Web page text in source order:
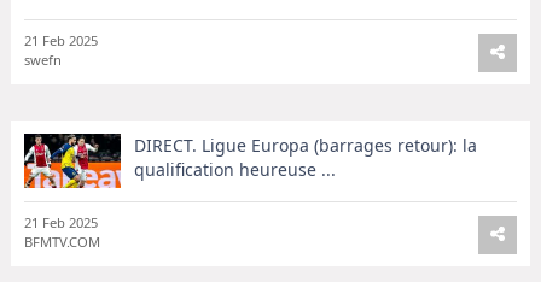
21 Feb 2025
swefn
DIRECT. Ligue Europa (barrages retour): la
qualification heureuse ...
21 Feb 2025
BFMTV.COM